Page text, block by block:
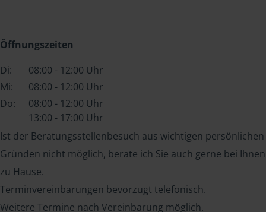
Öffnungszeiten
Di:
08:00 - 12:00 Uhr
Mi:
08:00 - 12:00 Uhr
Do:
08:00 - 12:00 Uhr
13:00 - 17:00 Uhr
Ist der Beratungsstellenbesuch aus wichtigen persönlichen
Gründen nicht möglich, berate ich Sie auch gerne bei Ihnen
zu Hause.
Terminvereinbarungen bevorzugt telefonisch.
Weitere Termine nach Vereinbarung möglich.